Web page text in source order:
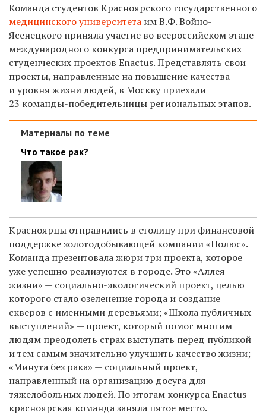
Команда студентов Красноярского государственного
медицинского университета им В.Ф. Войно-
Ясенецкого приняла участие во всероссийском этапе
международного конкурса предпринимательских
студенческих проектов Enactus. Представлять свои
проекты, направленные на повышение качества
и уровня жизни людей, в Москву приехали
23 команды-победительницы региональных этапов.
Материалы по теме
Что такое рак?
Красноярцы отправились в столицу при финансовой
поддержке золотодобывающей компании «Полюс».
Команда презентовала жюри три проекта, которое
уже успешно реализуются в городе. Это «Аллея
жизни» — социально-экологический проект, целью
которого стало озеленение города и создание
скверов с именными деревьями; «Школа публичных
выступлений» — проект, который помог многим
людям преодолеть страх выступать перед публикой
и тем самым значительно улучшить качество жизни;
«Минута без рака» — социальный проект,
направленный на организацию досуга для
тяжелобольных людей. По итогам конкурса Enactus
красноярская команда заняла пятое место.